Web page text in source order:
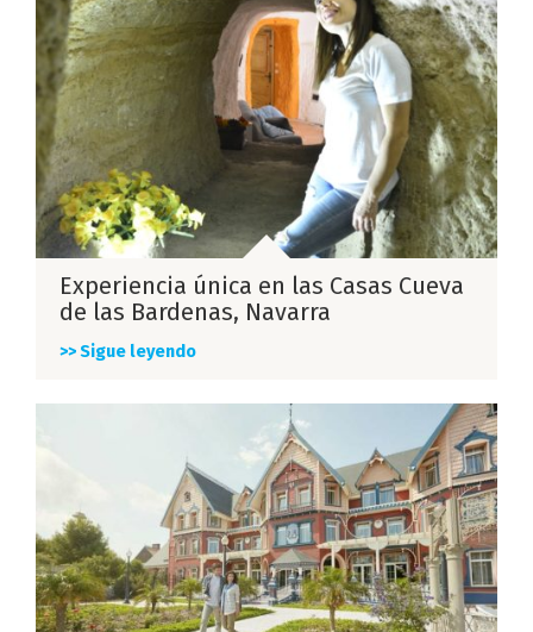
Experiencia única en las Casas Cueva
de las Bardenas, Navarra
>> Sigue leyendo